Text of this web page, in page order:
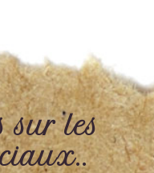
sur les